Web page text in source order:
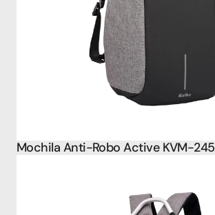
Mochila Anti-Robo Active KVM-245